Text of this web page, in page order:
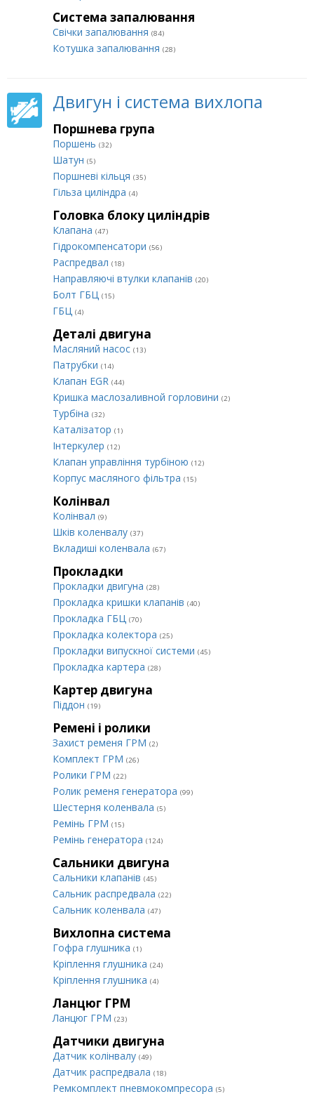
Система запалювання
Свічки запалювання (84)
Котушка запалювання (28)
Двигун і система вихлопа
Поршнева група
Поршень (32)
Шатун (5)
Поршневі кільця (35)
Гільза циліндра (4)
Головка блоку циліндрів
Клапана (47)
Гідрокомпенсатори (56)
Распредвал (18)
Направляючі втулки клапанів (20)
Болт ГБЦ (15)
ГБЦ (4)
Деталі двигуна
Масляний насос (13)
Патрубки (14)
Клапан EGR (44)
Кришка маслозаливной горловини (2)
Турбіна (32)
Каталізатор (1)
Інтеркулер (12)
Клапан управління турбіною (12)
Корпус масляного фільтра (15)
Колінвал
Колінвал (9)
Шків коленвалу (37)
Вкладиші коленвала (67)
Прокладки
Прокладки двигуна (28)
Прокладка кришки клапанів (40)
Прокладка ГБЦ (70)
Прокладка колектора (25)
Прокладки випускної системи (45)
Прокладка картера (28)
Картер двигуна
Піддон (19)
Ремені і ролики
Захист ременя ГРМ (2)
Комплект ГРМ (26)
Ролики ГРМ (22)
Ролик ременя генератора (99)
Шестерня коленвала (5)
Ремінь ГРМ (15)
Ремінь генератора (124)
Сальники двигуна
Сальники клапанів (45)
Сальник распредвала (22)
Сальник коленвала (47)
Вихлопна система
Гофра глушника (1)
Кріплення глушника (24)
Кріплення глушника (4)
Ланцюг ГРМ
Ланцюг ГРМ (23)
Датчики двигуна
Датчик колінвалу (49)
Датчик распредвала (18)
Ремкомплект пневмокомпресора (5)